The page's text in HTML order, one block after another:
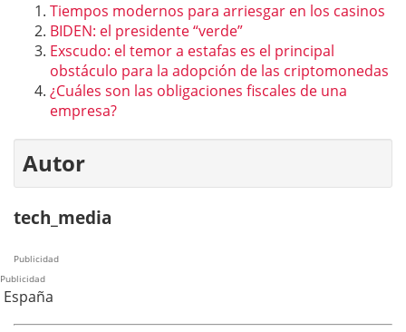
Tiempos modernos para arriesgar en los casinos
BIDEN: el presidente “verde”
Exscudo: el temor a estafas es el principal
obstáculo para la adopción de las criptomonedas
¿Cuáles son las obligaciones fiscales de una
empresa?
Autor
tech_media
Publicidad
Publicidad
España